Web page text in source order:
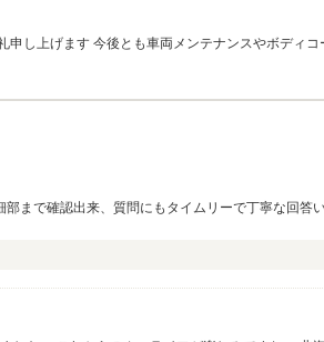
上げます 今後とも車両メンテナンスやボディコ
まで確認出来、質問にもタイムリーで丁寧な回答